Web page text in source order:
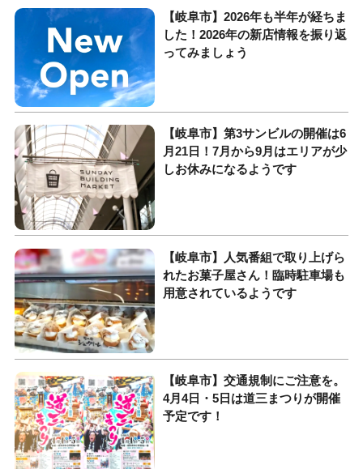
【岐阜市】2026年も半年が経ちま
した！2026年の新店情報を振り返
ってみましょう
【岐阜市】第3サンビルの開催は6
月21日！7月から9月はエリアが少
しお休みになるようです
【岐阜市】人気番組で取り上げら
れたお菓子屋さん！臨時駐車場も
用意されているようです
【岐阜市】交通規制にご注意を。
4月4日・5日は道三まつりが開催
予定です！